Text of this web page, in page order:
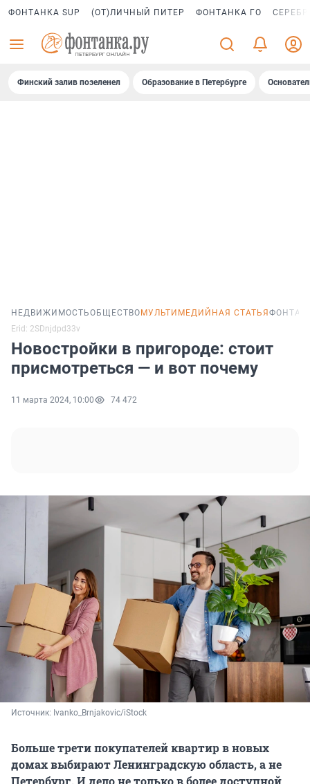
ФОНТАНКА SUP (ОТ)ЛИЧНЫЙ ПИТЕР ФОНТАНКА ГО
Финский залив позеленел Образование в Петербурге
НЕДВИЖИМОСТЬОБЩЕСТВО МУЛЬТИМЕДИЙНАЯ СТАТЬЯ
Erid: 2SDnjdpd33v
Новостройки в пригороде: стоит
присмотреться — и вот почему
11 марта 2024, 10:00 74 472
Источник: Ivanko_Brnjakovic/iStock
Больше трети покупателей квартир в новых
домах выбирают Ленинградскую область, а не
Петербург. И дело не только в более доступной